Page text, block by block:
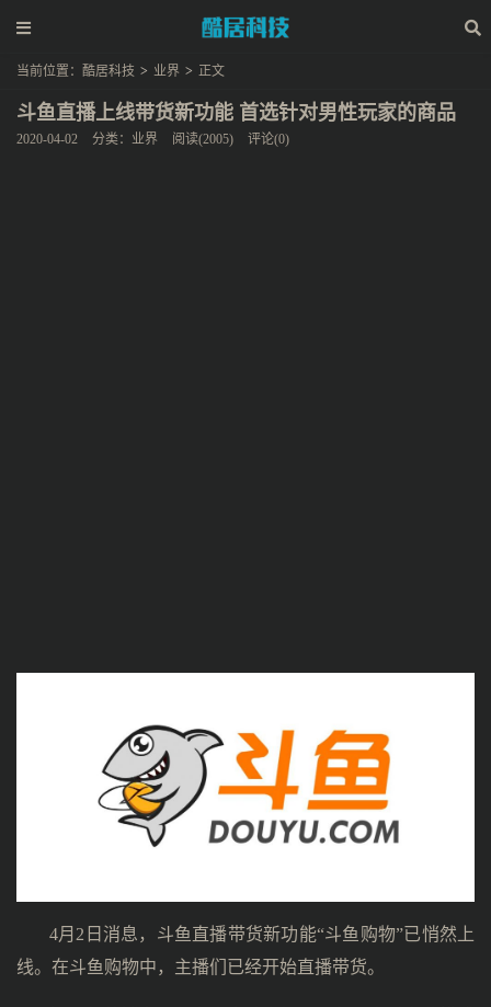
当前位置： 酷居科技 > 业界 > 正文
斗鱼直播上线带货新功能 首选针对男性玩家的商品
2020-04-02 分类： 业界 阅读(2005) 评论(0)
4月2日消息，斗鱼直播带货新功能“斗鱼购物”已悄然上
线。在斗鱼购物中，主播们已经开始直播带货。